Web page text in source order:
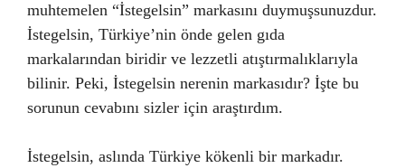
muhtemelen “İstegelsin” markasını duymuşsunuzdur.
İstegelsin, Türkiye’nin önde gelen gıda
markalarından biridir ve lezzetli atıştırmalıklarıyla
bilinir. Peki, İstegelsin nerenin markasıdır? İşte bu
sorunun cevabını sizler için araştırdım.
İstegelsin, aslında Türkiye kökenli bir markadır.